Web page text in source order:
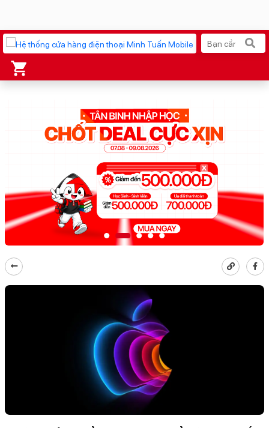
iPhone 17 Pro Max MacBook Neo giá tốt
AirTag 2 Mới Galaxy Z8 Series
OPPO Reno16
Apple Watch S11 Ốp lưng Pitaka
Osmo Pocket 4 Ốp lưng Apple
Loa Marshall Cốc sạc Apple